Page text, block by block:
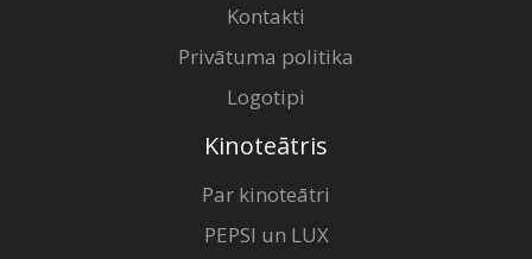
Kontakti
Privātuma politika
Logotipi
Kinoteātris
Par kinoteātri
PEPSI un LUX